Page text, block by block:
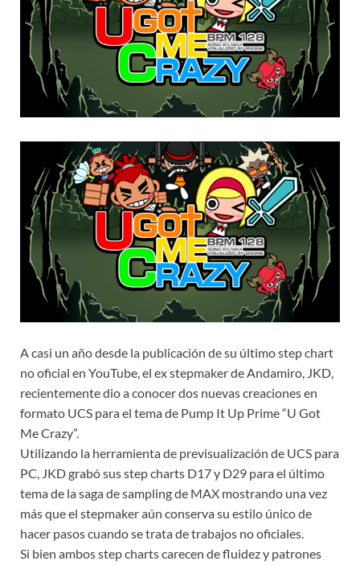
A casi un año desde la publicación de su último step chart
no oficial en YouTube, el ex stepmaker de Andamiro, JKD,
recientemente dio a conocer dos nuevas creaciones en
formato UCS para el tema de Pump It Up Prime “U Got
Me Crazy”.
Utilizando la herramienta de previsualización de UCS para
PC, JKD grabó sus step charts D17 y D29 para el último
tema de la saga de sampling de MAX mostrando una vez
más que el stepmaker aún conserva su estilo único de
hacer pasos cuando se trata de trabajos no oficiales.
Si bien ambos step charts carecen de fluidez y patrones